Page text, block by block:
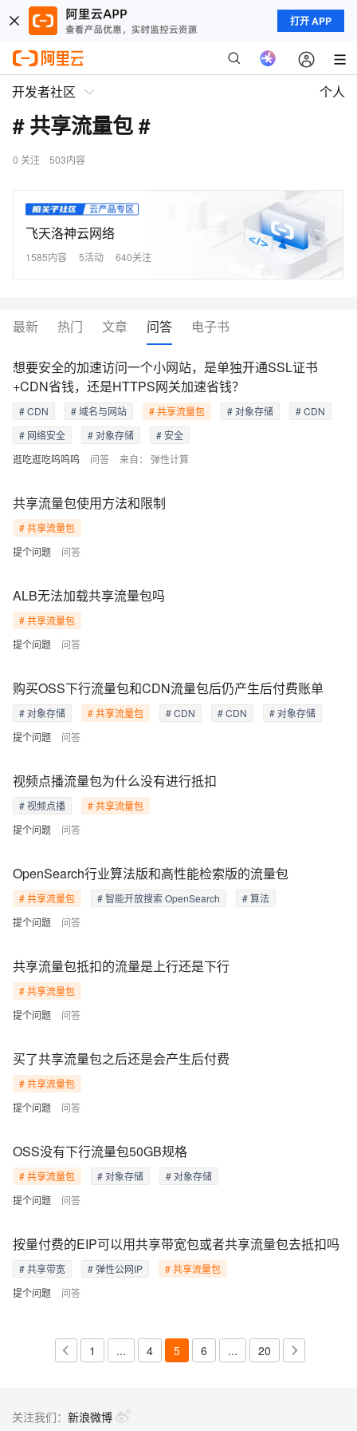
打开 APP
开发者社区 个人
# 共享流量包 #
0 关注 503内容
飞天洛神云网络
1585内容 5活动 640关注
最新 热门 文章 问答 电子书
逛吃逛吃呜呜呜 问答 来自： 弹性计算
想要安全的加速访问一个小网站，是单独开通SSL证书
+CDN省钱，还是HTTPS网关加速省钱？
# CDN # 域名与网站 # 共享流量包 # 对象存储
# CDN
# 网络安全
# 对象存储 # 安全
提个问题 问答
共享流量包使用方法和限制
# 共享流量包
提个问题 问答
ALB无法加载共享流量包吗
# 共享流量包
提个问题 问答
购买OSS下行流量包和CDN流量包后仍产生后付费账单
# 对象存储 # 共享流量包 # CDN # CDN # 对象存储
提个问题 问答
视频点播流量包为什么没有进行抵扣
# 视频点播 # 共享流量包
提个问题 问答
OpenSearch行业算法版和高性能检索版的流量包
# 共享流量包 # 智能开放搜索 OpenSearch # 算法
提个问题 问答
共享流量包抵扣的流量是上行还是下行
# 共享流量包
提个问题 问答
买了共享流量包之后还是会产生后付费
# 共享流量包
提个问题 问答
OSS没有下行流量包50GB规格
# 共享流量包 # 对象存储 # 对象存储
提个问题 问答
按量付费的EIP可以用共享带宽包或者共享流量包去抵扣吗
# 共享带宽 # 弹性公网IP # 共享流量包
1 ... 4 5 6 ... 20
关注我们： 新浪微博